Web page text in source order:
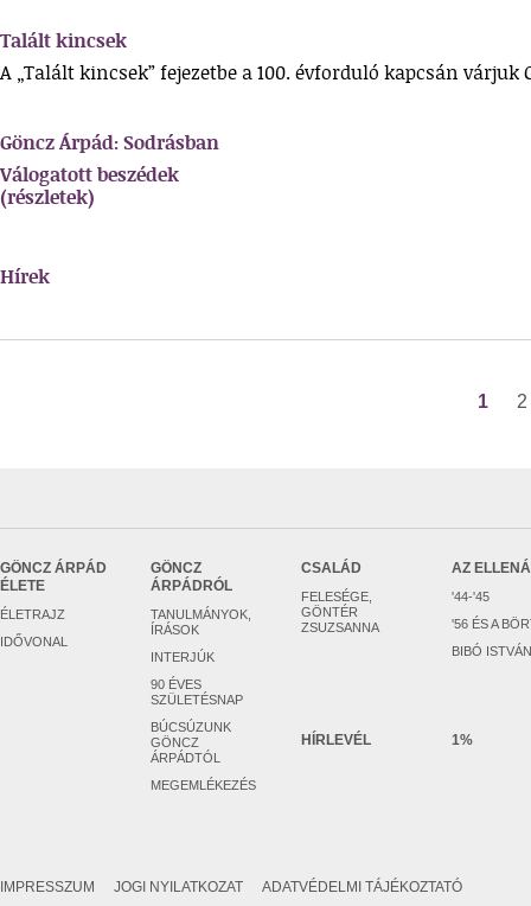
Talált kincsek
A „Talált kincsek” fejezetbe a 100. évforduló kapcsán
Göncz Árpád: Sodrásban
Válogatott beszédek
(részletek)
Hírek
1 2
GÖNCZ ÁRPÁD
ÉLETE
ÉLETRAJZ
IDŐVONAL
GÖNCZ
ÁRPÁDRÓL
TANULMÁNYOK,
ÍRÁSOK
INTERJÚK
90 ÉVES
SZÜLETÉSNAP
BÚCSÚZUNK
GÖNCZ
ÁRPÁDTÓL
MEGEMLÉKEZÉS
CSALÁD
FELESÉGE,
GÖNTÉR
ZSUZSANNA
AZ
'44-'45
'56 ÉS A
BIBÓ
HÍRLEVÉL 1%
IMPRESSZUM JOGI NYILATKOZAT ADATVÉDELMI TÁJÉKOZTATÓ